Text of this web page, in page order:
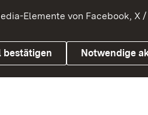
Elemente von Facebook,
bestätigen Notwendige